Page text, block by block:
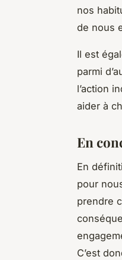
nos
de nous
Il est
parmi
l’action
aider à
En
En
pour
prendre
C’est